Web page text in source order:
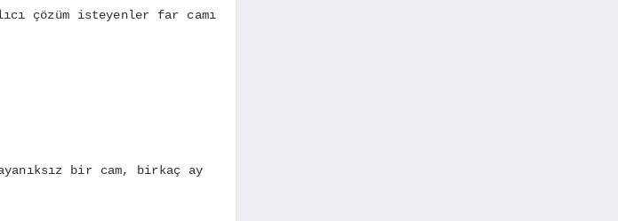
çözüm isteyenler far camı
bir cam, birkaç ay